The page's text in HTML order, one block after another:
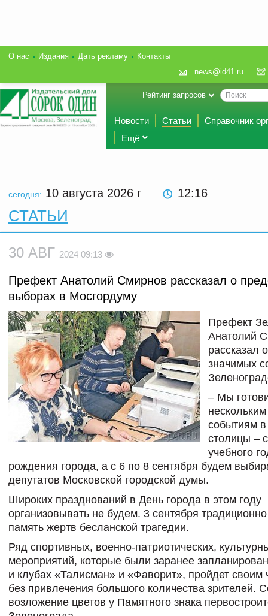
О нас Издания Дать рекламу
Контакты
news@id41.ru
Рейтинг запросов
Новости Статьи
Справочник
Ещё
сегодня: 10 августа 2026 г 12:16
СТАТЬИ
30 АВГ 2024 09:13
Префект Анатолий Смирнов рассказал о
выборах в Мосгордуму
Префект
Анатолий
рассказал
значимых
– Мы
событиям
столицы –
учебного
рождения города, а с 6 по 8 сентября будем
депутатов Московской городской думы.
Широких празднований в День города в этом году
организовывать не будем. 3 сентября
память жертв бесланской трагедии.
Ряд спортивных, военно-патриотических,
мероприятий, которые были заранее
и клубах «Талисман» и «Фаворит», пройдет своим
без привлечения большого количества зрителей.
возложение цветов у Памятного знака